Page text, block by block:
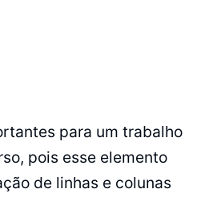
para um trabalho
pois esse elemento
de linhas e colunas